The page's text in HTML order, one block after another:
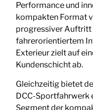
Performance und
kompakten Format
progressiver
fahrerorientiertem
Exterieur zielt auf
Kundenschicht ab.
Gleichzeitig bietet
DCC-Sportfahrwerk
Segment der